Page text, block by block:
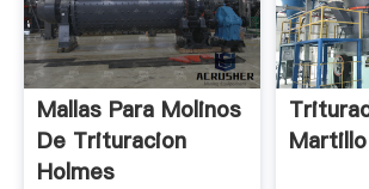
Mallas Para Molinos
De Trituracion
Holmes